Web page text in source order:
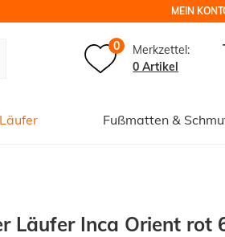
MEIN
0
Merkzettel:
0 Artikel
Fußmatten &
Läufer Inca Orient rot